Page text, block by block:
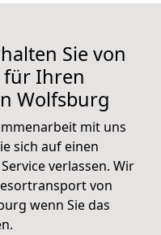
Sie von
für Ihren
Wolfsburg
mit uns
sich auf einen
verlassen. Wir
von
wenn Sie das